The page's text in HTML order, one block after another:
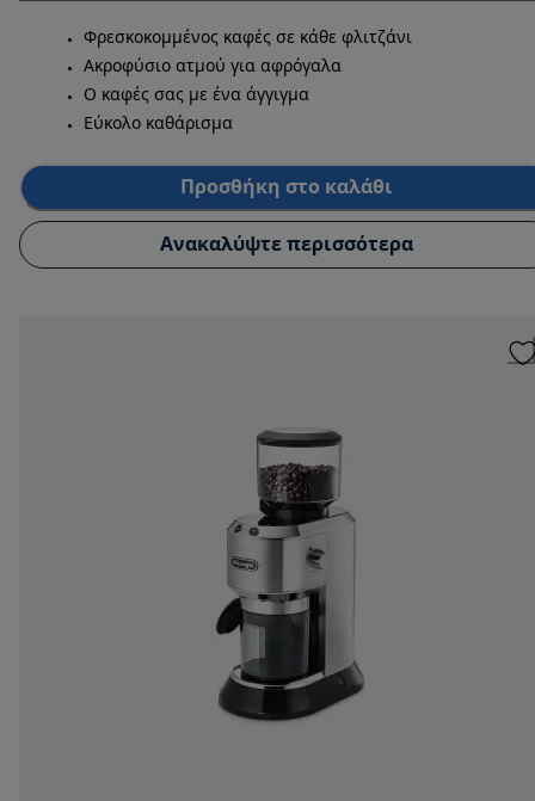
Φρεσκοκομμένος καφές σε κάθε φλιτζάνι
Ακροφύσιο ατμού για αφρόγαλα
Ο καφές σας με ένα άγγιγμα
Εύκολο καθάρισμα
Προσθήκη στο καλάθι
Ανακαλύψτε περισσότερα